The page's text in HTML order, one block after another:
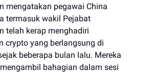
mengatakan pegawai China
termasuk wakil Pejabat
telah kerap menghadiri
crypto yang berlangsung di
beberapa bulan lalu. Mereka
bahagian dalam sesi